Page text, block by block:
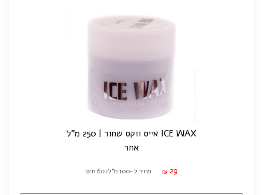
ICE WAX אייס ווקס שחור | 250 מ"ל
אחר
₪ 29 מחיר ל-100 מ"ל: ₪11.60